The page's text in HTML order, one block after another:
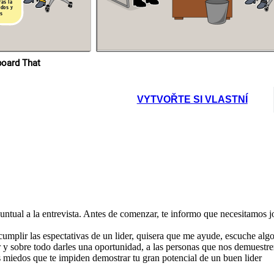
te
que Sebastian por último, recuerda esta
trabajo, me voy mas
sabes cuáles
6 estrategias de
en Storyboard That
la
y
VYTVOŘTE SI VLASTNÍ
a la entrevista. Antes de comenzar, te informo que necesitamos
las espectativas de un lider, quisera que me ayude, escuche
sobre todo darles una oportunidad, a las personas que nos
que te impiden demostrar tu gran potencial de un buen lider